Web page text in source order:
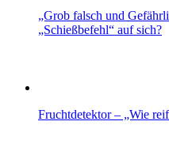
„Grob falsch und
„Schießbefehl“ auf sich?
Fruchtdetektor – „Wie